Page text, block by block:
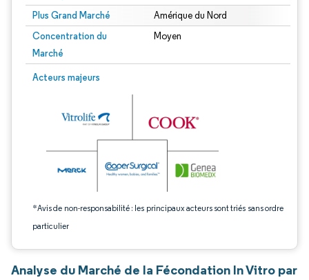
Plus Grand Marché Amérique du Nord
Concentration du
Marché
Moyen
Acteurs majeurs
*Avis de non-responsabilité : les principaux acteurs sont triés sans ordre
particulier
Image © Mordor Intelligence. La réutilisation nécessite une attribution sous CC
Analyse du Marché de la Fécondation In Vitro par